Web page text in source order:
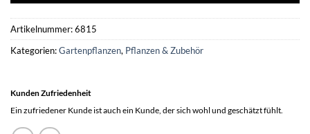
Artikelnummer:6815
Kategorien:Gartenpflanzen, Pflanzen & Zubehör
Kunden Zufriedenheit
Ein zufriedener Kunde ist auch ein Kunde, der sich wohl und geschätzt fühlt.